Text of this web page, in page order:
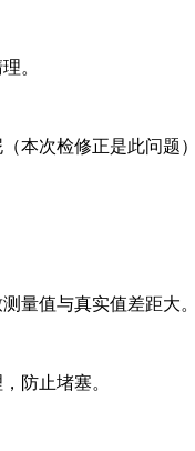
。
本次检修正是此问题
量值与真实值差距大
防止堵塞。